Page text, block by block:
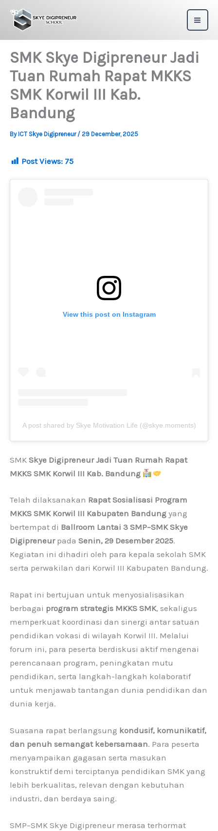
content
SMK Skye Digipreneur Jadi
Tuan Rumah Rapat MKKS
SMK Korwil III Kab.
Bandung
By ICT Skye Digipreneur / 29 December, 2025
Post Views: 75
View this post on Instagram
A post shared by Skye Motivation Life (@skye.moments)
SMK Skye Digipreneur Jadi Tuan Rumah Rapat
MKKS SMK Korwil III Kab. Bandung
Telah dilaksanakan Rapat Sosialisasi Program
MKKS SMK Korwil III Kabupaten Bandung yang
bertempat di Ballroom Lantai 3 SMP–SMK Skye
Digipreneurpada Senin, 29 Desember 2025.
Kegiatan ini dihadiri oleh para kepala sekolah SMK
serta perwakilan dari Korwil III Kabupaten Bandung.
Rapat ini bertujuan untuk menyosialisasikan
berbagai program strategis MKKS SMK, sekaligus
memperkuat koordinasi dan sinergi antar satuan
pendidikan vokasi di wilayah Korwil III. Melalui
forum ini, para peserta berdiskusi aktif mengenai
perencanaan program, peningkatan mutu
pendidikan, serta langkah-langkah kolaboratif
untuk menjawab tantangan dunia pendidikan dan
dunia kerja.
Suasana rapat berlangsung kondusif, komunikatif,
dan penuh semangat kebersamaan. Para peserta
menyampaikan gagasan serta masukan
konstruktif demi terciptanya pendidikan SMK yang
lebih berkualitas, relevan dengan kebutuhan
industri, dan berdaya saing.
SMP–SMK Skye Digipreneur merasa terhormat